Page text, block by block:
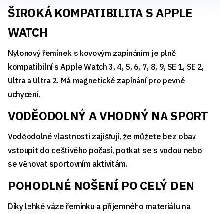
ŠIROKÁ KOMPATIBILITA S APPLE
WATCH
Nylonový řemínek s kovovým zapínáním je plně
kompatibilní s Apple Watch 3, 4, 5, 6, 7, 8, 9, SE 1, SE 2,
Ultra a Ultra 2. Má magnetické zapínání pro pevné
uchycení.
VODĚODOLNÝ A VHODNÝ NA SPORT
Voděodolné vlastnosti zajišťují, že můžete bez obav
vstoupit do deštivého počasí, potkat se s vodou nebo
se věnovat sportovním aktivitám.
POHODLNÉ NOŠENÍ PO CELÝ DEN
Díky lehké váze řemínku a příjemného materiálu na